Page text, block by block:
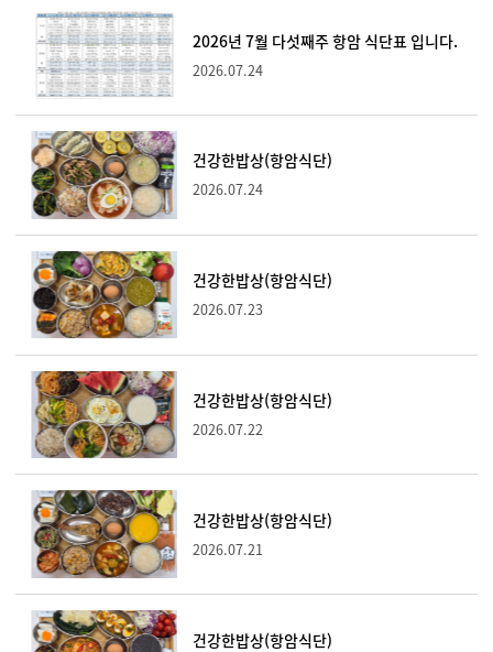
2026년 7월 다섯째주 항암 식단표 입니다.
2026.07.24
건강한밥상(항암식단)
2026.07.24
건강한밥상(항암식단)
2026.07.23
건강한밥상(항암식단)
2026.07.22
건강한밥상(항암식단)
2026.07.21
건강한밥상(항암식단)